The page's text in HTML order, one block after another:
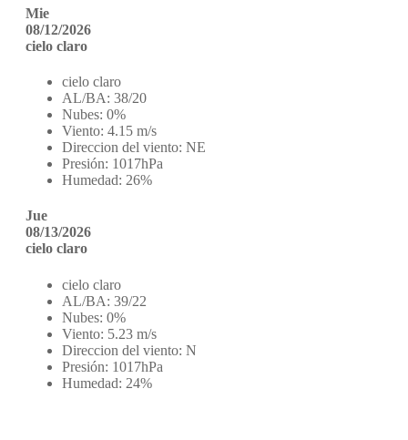
Mie
08/12/2026
cielo claro
cielo claro
AL/BA: 38/20
Nubes: 0%
Viento: 4.15 m/s
Direccion del viento: NE
Presión: 1017hPa
Humedad: 26%
Jue
08/13/2026
cielo claro
cielo claro
AL/BA: 39/22
Nubes: 0%
Viento: 5.23 m/s
Direccion del viento: N
Presión: 1017hPa
Humedad: 24%